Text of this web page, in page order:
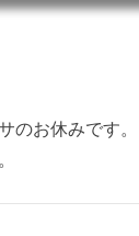
のお休みです。